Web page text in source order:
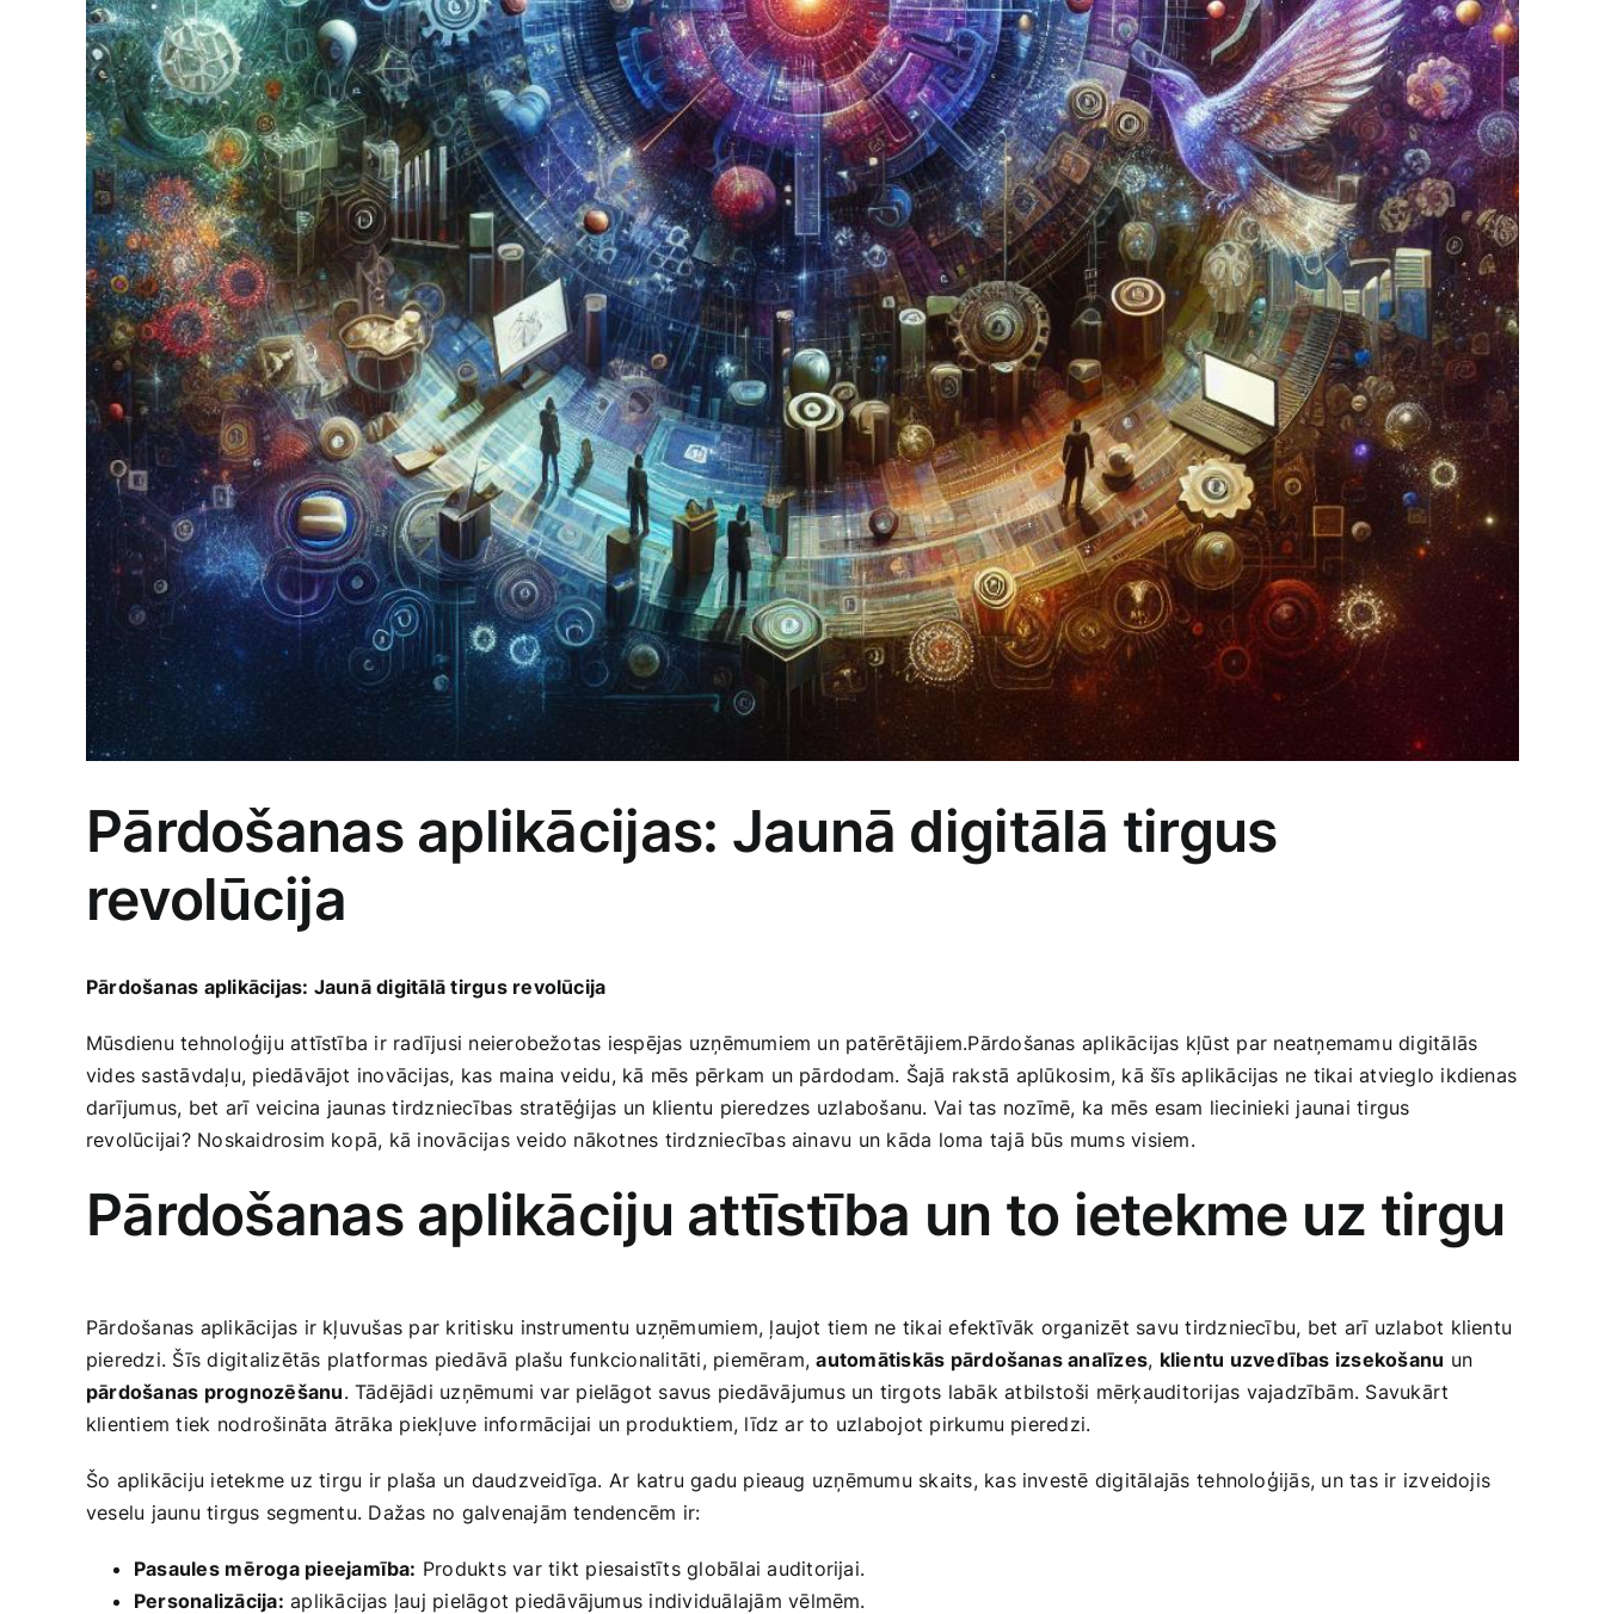
Pārdošanas aplikācijas: Jaunā digitālā tirgus
revolūcija
Pārdošanas aplikācijas: Jaunā digitālā ​tirgus revolūcija
Mūsdienu tehnoloģiju ​attīstība ir radījusi neierobežotas iespējas uzņēmumiem un patērētājiem.Pārdošanas aplikācijas​ kļūst ‌par ⁤neatņemamu digitālās‍
vides sastāvdaļu, piedāvājot inovācijas, kas⁤ maina veidu, kā mēs pērkam‍ un pārdodam. Šajā rakstā ⁢aplūkosim,​ kā ‌šīs aplikācijas ne‌ tikai atvieglo ikdienas
darījumus, ⁣bet arī veicina jaunas tirdzniecības stratēģijas⁣ un klientu pieredzes ​uzlabošanu.⁣ Vai tas nozīmē, ka mēs esam ‌liecinieki jaunai​ tirgus
revolūcijai? Noskaidrosim kopā, kā inovācijas veido nākotnes tirdzniecības ainavu un kāda loma ‌tajā būs mums visiem.
Pārdošanas aplikāciju attīstība un to ietekme uz tirgu
Pārdošanas aplikācijas ir kļuvušas par‍ kritisku instrumentu uzņēmumiem, ļaujot tiem ne tikai efektīvāk organizēt savu tirdzniecību, bet arī uzlabot klientu‍
pieredzi. Šīs digitalizētās⁣ platformas piedāvā‍ plašu​ funkcionalitāti, piemēram,automātiskās pārdošanas analīzes, klientu uzvedības izsekošanu un
pārdošanas prognozēšanu. Tādējādi uzņēmumi var pielāgot savus piedāvājumus un tirgots labāk atbilstoši mērķauditorijas vajadzībām. Savukārt
klientiem tiek ⁤nodrošināta ātrāka piekļuve informācijai un produktiem, līdz ar to uzlabojot pirkumu pieredzi.
Šo aplikāciju ietekme uz ⁢tirgu ir plaša un‍ daudzveidīga. Ar katru gadu pieaug uzņēmumu skaits, kas investē digitālajās ⁣tehnoloģijās,​ un tas ir ‍izveidojis
veselu jaunu tirgus ⁢segmentu. Dažas no galvenajām tendencēm⁤ ir:
Pasaules⁢ mēroga pieejamība: ‍Produkts var tikt piesaistīts ‌globālai auditorijai.
Personalizācija: aplikācijas ļauj pielāgot ‍piedāvājumus individuālajām vēlmēm.